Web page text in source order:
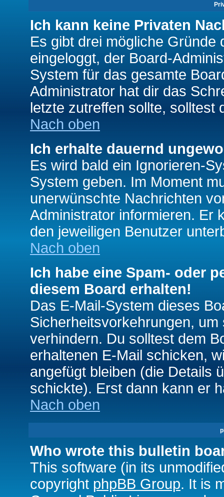
Ich kann keine Privaten
Es gibt drei mögliche Gründe
eingeloggt, der Board-
System für das gesamte
Administrator hat dir das
letzte zutreffen sollte, solltest
Nach oben
Ich erhalte dauernd
Es wird bald ein Ignorieren-
System geben. Im Moment
unerwünschte Nachrichten
Administrator informieren. Er
den jeweiligen Benutzer
Nach oben
Ich habe eine Spam- oder
diesem Board erhalten!
Das E-Mail-System dieses
Sicherheitsvorkehrungen,
verhindern. Du solltest dem
erhaltenen E-Mail schicken,
angefügt bleiben (die Details
schickte). Erst dann kann er
Nach oben
Who wrote this bulletin
This software (in its
copyrightphpBB Group. It is